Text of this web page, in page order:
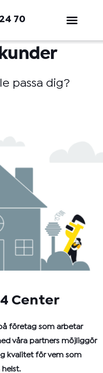
70
passa dig?
Center
företag som arbetar
våra partners möjliggör
kvalitet för vem som
helst.